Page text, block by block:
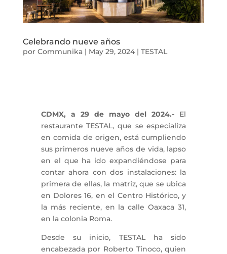
Celebrando nueve años
por Communika| May 29, 2024| TESTAL
CDMX, a 29 de mayo del 2024.- El
restaurante TESTAL, que se especializa
en comida de origen, está cumpliendo
sus primeros nueve años de vida, lapso
en el que ha ido expandiéndose para
contar ahora con dos instalaciones: la
primera de ellas, la matriz, que se ubica
en Dolores 16, en el Centro Histórico, y
la más reciente, en la calle Oaxaca 31,
en la colonia Roma.
Desde su inicio, TESTAL ha sido
encabezada por Roberto Tinoco, quien